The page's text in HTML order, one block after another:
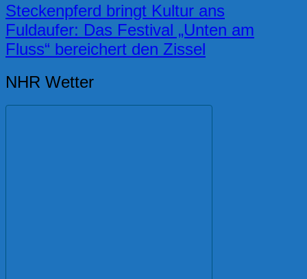
Steckenpferd bringt Kultur ans
Fuldaufer: Das Festival „Unten am
Fluss“ bereichert den Zissel
NHR Wetter